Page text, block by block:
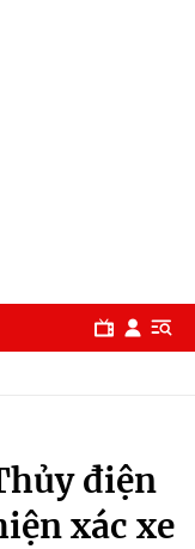
điện
xác xe